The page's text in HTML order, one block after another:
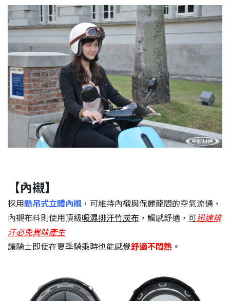
【內襯】
採用懸吊式立體內襯 ，可維持內襯與保麗龍間的空氣流通，
內襯布料則使用頂級吸濕排汗竹炭布 ，觸感舒適， 可迅速排
汗必免異味產生
讓騎士即使在夏季騎乘時也能感覺舒適不悶熱 。